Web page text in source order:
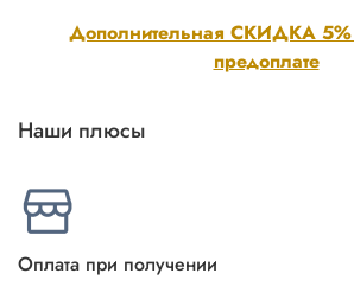
Дополнительная СКИДКА 5%
предоплате
Наши плюсы
Оплата при получении